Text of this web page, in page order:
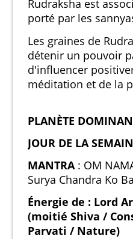
Rudraksha est
porté par les
Les graines de
détenir un pouvoir
d'influencer
méditation et de la
PLANÈTE
JOUR DE LA
MANTRA: OM
Surya Chandra Ko
Énergie de : Lord
(moitié Shiva /
Parvati / Nature)